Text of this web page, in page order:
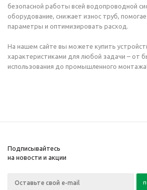
безопасной работы всей водопроводной
оборудование, снижает износ труб,
параметры и оптимизировать расход.
На нашем сайте вы можете купить
характеристиками для любой задачи – от
использования до промышленного монтажа!
Подписывайтесь
на новости и акции